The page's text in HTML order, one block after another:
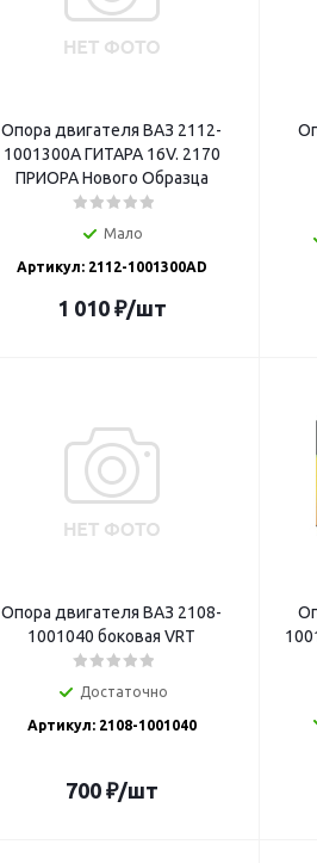
Опора двигателя ВАЗ 2112-
1001300А ГИТАРА 16V. 2170
ПРИОРА Нового Образца
Мало
Артикул: 2112-1001300AD
1 010₽/шт
Опора двигателя ВАЗ 2108-
1001040 боковая VRT
Достаточно
Артикул: 2108-1001040
700₽/шт